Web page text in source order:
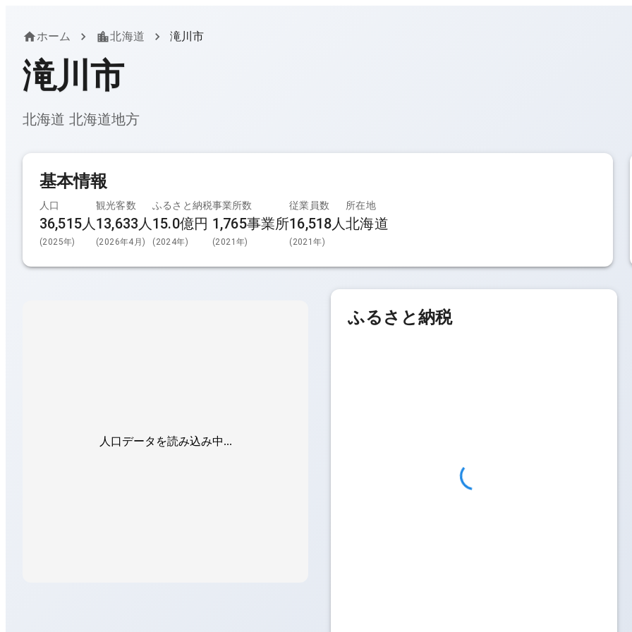
ホーム 北海道 滝川市
滝川市
北海道 北海道地方
基本情報
人口
36,515人
(2025年)
観光客数
13,633人
(2026年4月)
ふるさと納税
15.0億円
( 2024年)
事業所数
1,765事業所
(2021年)
従業員数
16,518人
( 2021年)
所在地
北海道
人口データを読み込み中...
ふるさと納税